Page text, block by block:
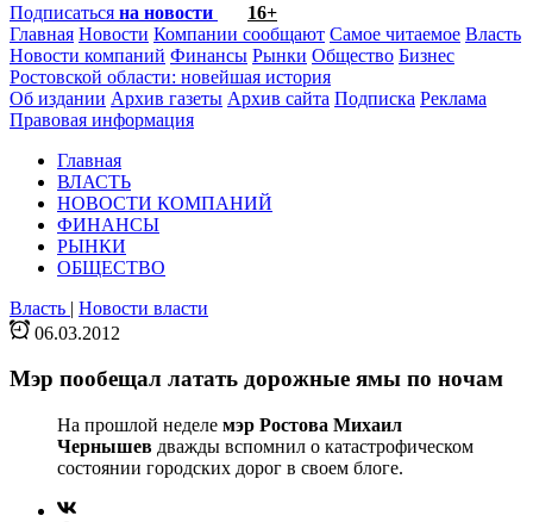
Подписаться на новости
16+
Главная Новости Компании сообщают Самое читаемое Власть
Новости компаний Финансы Рынки Общество Бизнес
Ростовской области: новейшая история
Об издании Архив газеты Архив сайта Подписка Реклама
Правовая информация
Главная
ВЛАСТЬ
НОВОСТИ КОМПАНИЙ
ФИНАНСЫ
РЫНКИ
ОБЩЕСТВО
Власть | Новости власти
06.03.2012
Мэр пообещал латать дорожные ямы по ночам
На прошлой неделе мэр Ростова Михаил
Чернышев дважды вспомнил о катастрофическом
состоянии городских дорог в своем блоге.